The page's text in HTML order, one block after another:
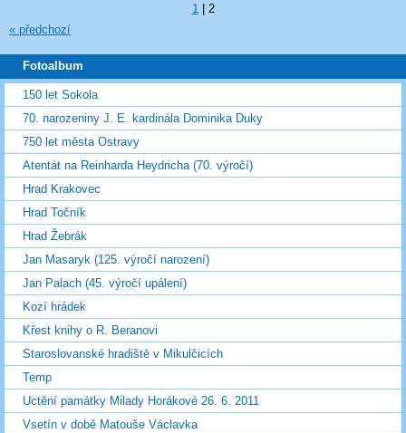
« předchozí
1 2
Fotoalbum
150 let Sokola
70. narozeniny J. E. kardinála Dominika Duky
750 let města Ostravy
Atentát na Reinharda Heydricha (70. výročí)
Hrad Krakovec
Hrad Točník
Hrad Žebrák
Jan Masaryk (125. výročí narození)
Jan Palach (45. výročí upálení)
Kozí hrádek
Křest knihy o R. Beranovi
Staroslovanské hradiště v Mikulčicích
Temp
Uctění památky Milady Horákové 26. 6. 2011
Vsetín v době Matouše Václavka